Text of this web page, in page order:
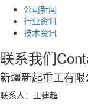
公司新闻
行业资讯
技术资讯
联系我们
新疆新起重工有限
联系人：王建超